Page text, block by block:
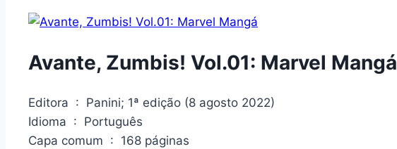
Avante, Zumbis! Vol.01: Marvel Mangá
Editora ‏ : ‎ Panini; 1ª edição (8 agosto 2022)
Idioma ‏ : ‎ Português
Capa comum ‏ : ‎ 168 páginas